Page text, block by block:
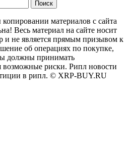
материалов с сайта
Весь материал на сайте носит
и не является прямым призывом к
об операциях по покупке,
должны принимать
возможные риски. Рипл новости
в рипл. © XRP-BUY.RU